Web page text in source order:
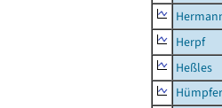
Herpf
Heßles